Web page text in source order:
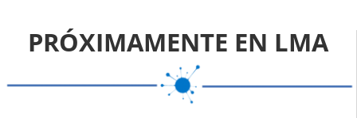
PRÓXIMAMENTE EN LMA